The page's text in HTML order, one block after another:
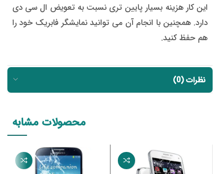
این کار هزینه بسیار پایین تری نسبت به تعویض ال سی دی
دارد. همچنین با انجام آن می توانید نمایشگر فابریک خود را
هم حفظ کنید.
نظرات (0)
محصولات مشابه